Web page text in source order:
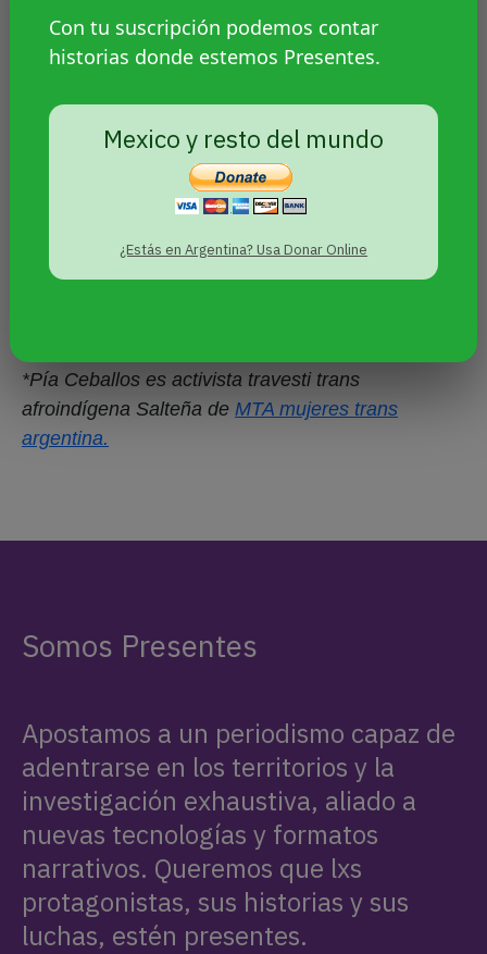
Con tu suscripción podemos contar
historias donde estemos Presentes.
Mexico y resto del mundo
¿Estás en Argentina? Usa Donar Online
*Pía Ceballos es activista travesti trans
afroindígena Salteña de MTA mujeres trans
argentina.
Somos Presentes
Apostamos a un periodismo capaz de
adentrarse en los territorios y la
investigación exhaustiva, aliado a
nuevas tecnologías y formatos
narrativos. Queremos que lxs
protagonistas, sus historias y sus
luchas, estén presentes.